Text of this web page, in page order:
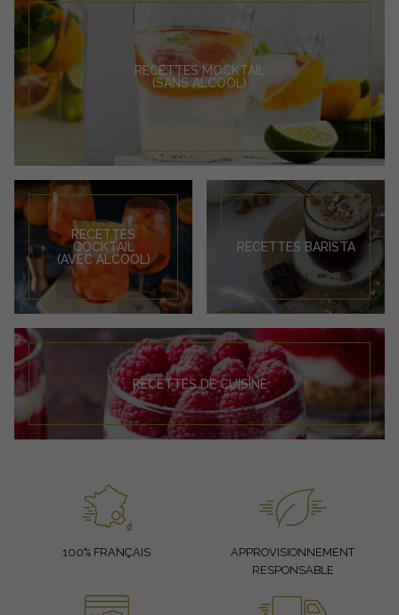
RECETTES MOCKTAIL
(SANS ALCOOL)
RECETTES
COCKTAIL
(AVEC ALCOOL)
RECETTES BARISTA
RECETTES DE CUISINE
100% FRANÇAIS
APPROVISIONNEMENT
RESPONSABLE